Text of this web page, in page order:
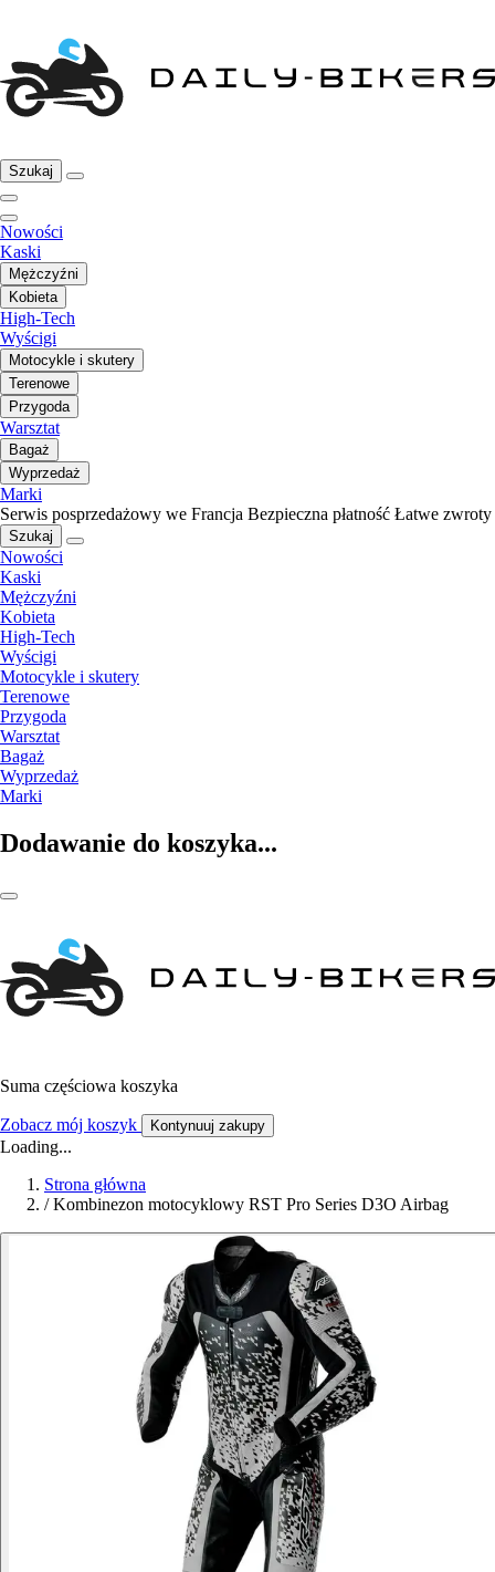
Szukaj
Nowości
Kaski
Mężczyźni
Kobieta
High-Tech
Wyścigi
Motocykle i skutery
Terenowe
Przygoda
Warsztat
Bagaż
Wyprzedaż
Marki
Serwis posprzedażowy we Francja Bezpieczna płatność Łatwe zwroty
Szukaj
Nowości
Kaski
Mężczyźni
Kobieta
High-Tech
Wyścigi
Motocykle i skutery
Terenowe
Przygoda
Warsztat
Bagaż
Wyprzedaż
Marki
Dodawanie do koszyka...
Suma częściowa koszyka
Zobacz mój koszyk Kontynuuj zakupy
Loading...
Strona główna
/ Kombinezon motocyklowy RST Pro Series D3O Airbag